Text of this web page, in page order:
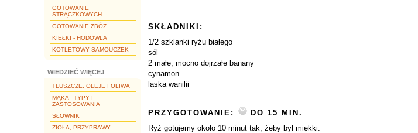
GOTOWANIE
STRĄCZKOWYCH
GOTOWANIE ZBÓŻ
KIEŁKI - HODOWLA
KOTLETOWY SAMOUCZEK
WIEDZIEĆ WIĘCEJ
TŁUSZCZE, OLEJE I OLIWA
MĄKA - TYPY I
ZASTOSOWANIA
SŁOWNIK
ZIOŁA, PRZYPRAWY...
SKŁADNIKI:
1/2 szklanki ryżu białego
sól
2 małe, mocno dojrzałe banany
cynamon
laska wanilii
PRZYGOTOWANIE:
DO 15 MIN.
Ryż gotujemy około 10 minut tak, żeby był miękki.